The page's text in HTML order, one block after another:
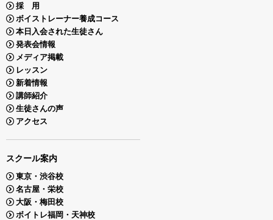
採 用
ボイストレーナー養成コース
本日入会された生徒さん
発表会情報
メディア掲載
レッスン
新着情報
講師紹介
生徒さんの声
アクセス
スクール案内
東京・渋谷校
名古屋・栄校
大阪・梅田校
ボイトレ福岡・天神校